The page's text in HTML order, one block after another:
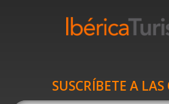
SUSCRÍBETE A LAS